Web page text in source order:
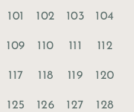
101 102 103 104
109 110 111 112
117 118 119 120
125 126 127 128